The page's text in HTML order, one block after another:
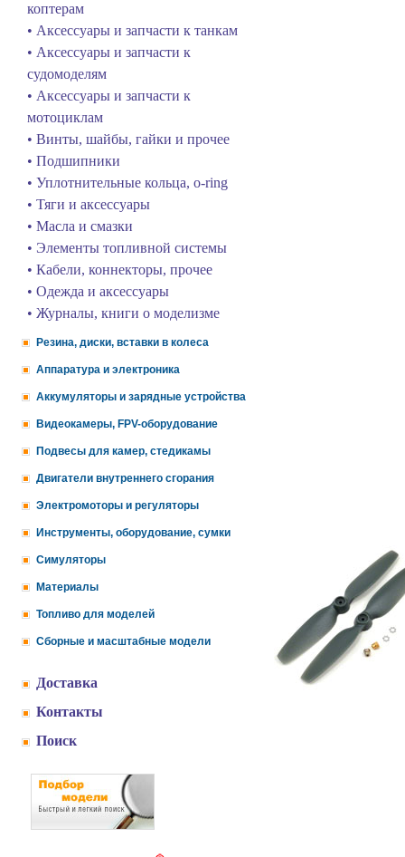
коптерам
• Аксессуары и запчасти к танкам
• Аксессуары и запчасти к
судомоделям
• Аксессуары и запчасти к
мотоциклам
• Винты, шайбы, гайки и прочее
• Подшипники
• Уплотнительные кольца, o-ring
• Тяги и аксессуары
• Масла и смазки
• Элементы топливной системы
• Кабели, коннекторы, прочее
• Одежда и аксессуары
• Журналы, книги о моделизме
Резина, диски, вставки в колеса
Аппаратура и электроника
Аккумуляторы и зарядные устройства
Видеокамеры, FPV-оборудование
Подвесы для камер, стедикамы
Двигатели внутреннего сгорания
Электромоторы и регуляторы
Инструменты, оборудование, сумки
Симуляторы
Материалы
Топливо для моделей
Сборные и масштабные модели
Доставка
Контакты
Поиск